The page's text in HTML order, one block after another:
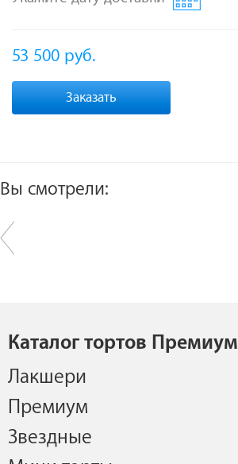
53 500 руб.
Заказать
Вы смотрели:
Каталог тортов Премиум
Лакшери
Премиум
Звездные